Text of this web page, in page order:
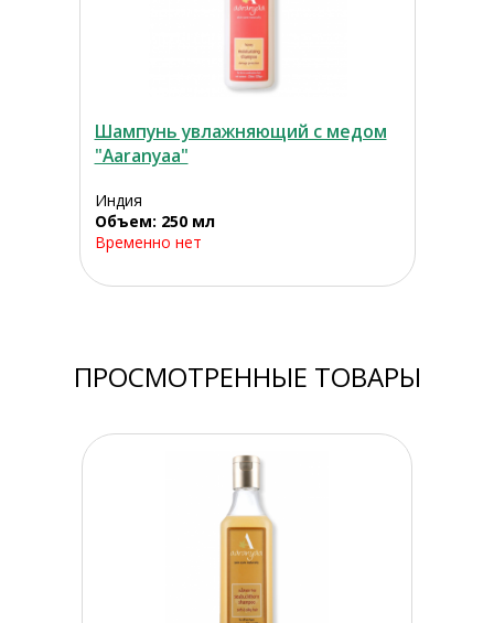
Шампунь увлажняющий с медом
"Aaranyaa"
Индия
Объем: 250 мл
Временно нет
ПРОСМОТРЕННЫЕ ТОВАРЫ